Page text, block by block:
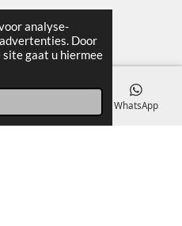
analyse-
Door
gaat u hiermee
a
t
s
p
WhatsApp